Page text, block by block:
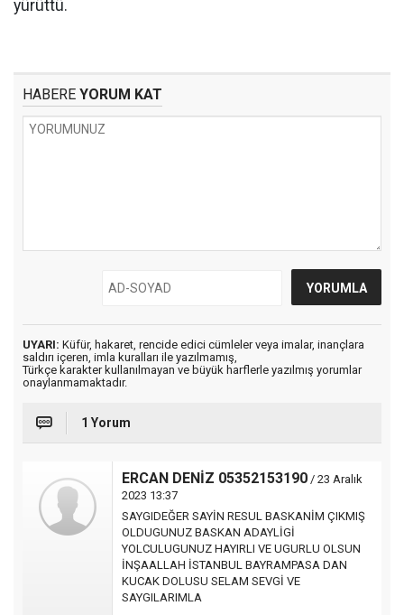
yürüttü.
HABERE YORUM KAT
UYARI: Küfür, hakaret, rencide edici cümleler veya imalar, inançlara
saldırı içeren, imla kuralları ile yazılmamış,
Türkçe karakter kullanılmayan ve büyük harflerle yazılmış yorumlar
onaylanmamaktadır.
1 Yorum
ERCAN DENİZ 05352153190 / 23 Aralık
2023 13:37
SAYGIDEĞER SAYİN RESUL BASKANİM ÇIKMIŞ
OLDUGUNUZ BASKAN ADAYLİGİ
YOLCULUGUNUZ HAYIRLI VE UGURLU OLSUN
İNŞAALLAH İSTANBUL BAYRAMPASA DAN
KUCAK DOLUSU SELAM SEVGİ VE
SAYGILARIMLA